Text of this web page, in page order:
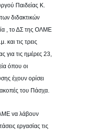
Παιδείας Κ.
διδακτικών
, το ΔΣ της ΟΛΜΕ
και τις τρεις
για τις ημέρες 23,
όπου οι
έχουν ορίσει
του Πάσχα.
να λάβουν
εργασίας τις